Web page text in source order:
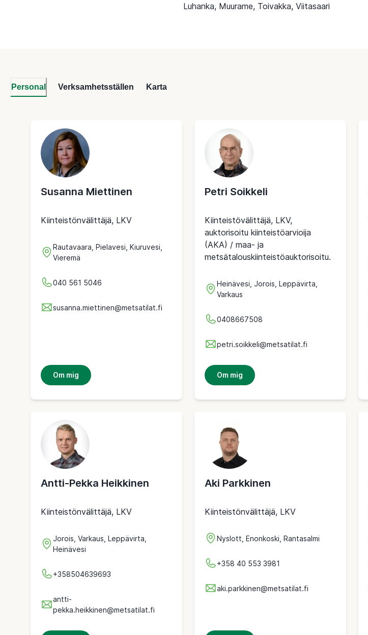
Luhanka, Muurame, Toivakka, Viitasaari
Personal Verksamhetsställen Karta
Susanna Miettinen
Kiinteistönvälittäjä, LKV
Rautavaara, Pielavesi, Kiuruvesi,
Vieremä
040 561 5046
susanna.miettinen@metsatilat.fi
Om mig
Petri Soikkeli
Kiinteistövälittäjä, LKV,
auktorisoitu kiinteistöarvioija
(AKA) / maa- ja
metsätalouskiinteistöauktorisoitu.
Heinävesi, Jorois, Leppävirta,
Varkaus
0408667508
petri.soikkeli@metsatilat.fi
Om mig
Antti-Pekka Heikkinen
Kiinteistönvälittäjä, LKV
Jorois, Varkaus, Leppävirta,
Heinävesi
+358504639693
antti-
pekka.heikkinen@metsatilat.fi
Aki Parkkinen
Kiinteistönvälittäjä, LKV
Nyslott, Enonkoski, Rantasalmi
+358 40 553 3981
aki.parkkinen@metsatilat.fi